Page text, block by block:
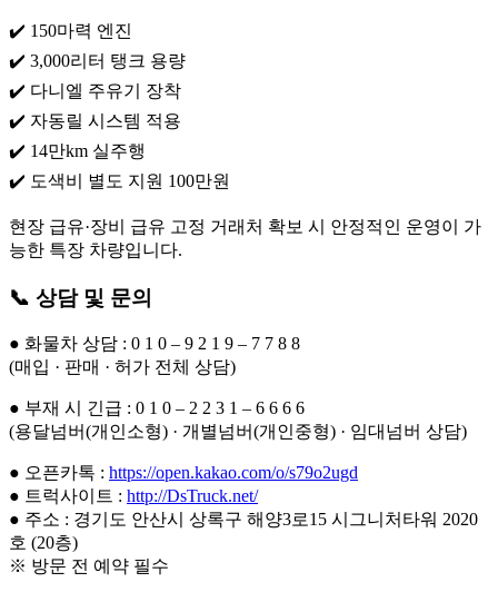
✔️ 150마력 엔진
✔️ 3,000리터 탱크 용량
✔️ 다니엘 주유기 장착
✔️ 자동릴 시스템 적용
✔️ 14만km 실주행
✔️ 도색비 별도 지원 100만원
현장 급유·장비 급유 고정 거래처 확보 시 안정적인 운영이 가
능한 특장 차량입니다.
📞 상담 및 문의
● 화물차 상담 : 0 1 0 – 9 2 1 9 – 7 7 8 8
(매입 · 판매 · 허가 전체 상담)
● 부재 시 긴급 : 0 1 0 – 2 2 3 1 – 6 6 6 6
(용달넘버(개인소형) · 개별넘버(개인중형) · 임대넘버 상담)
● 오픈카톡 : https://open.kakao.com/o/s79o2ugd
● 트럭사이트 : http://DsTruck.net/
● 주소 : 경기도 안산시 상록구 해양3로15 시그니처타워 2020
호 (20층)
※ 방문 전 예약 필수